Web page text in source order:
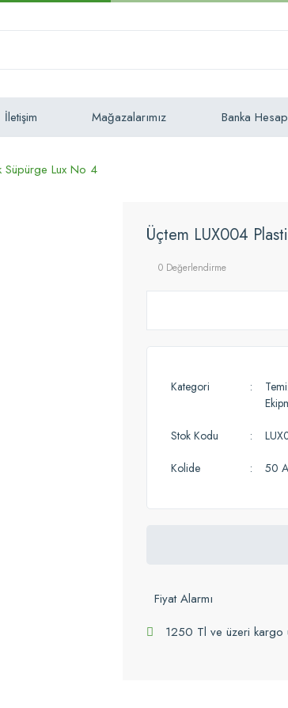
İletişim Mağazalarımız Banka
Süpürge Lux No 4
Üçtem LUX004
0 Değerlendirme
Kategori
Stok Kodu
Kolide 50
Fiyat Alarmı
1250 Tl ve üzeri kargo